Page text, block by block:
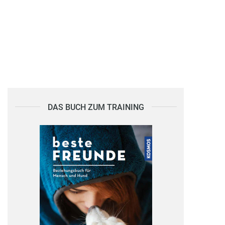
DAS BUCH ZUM TRAINING